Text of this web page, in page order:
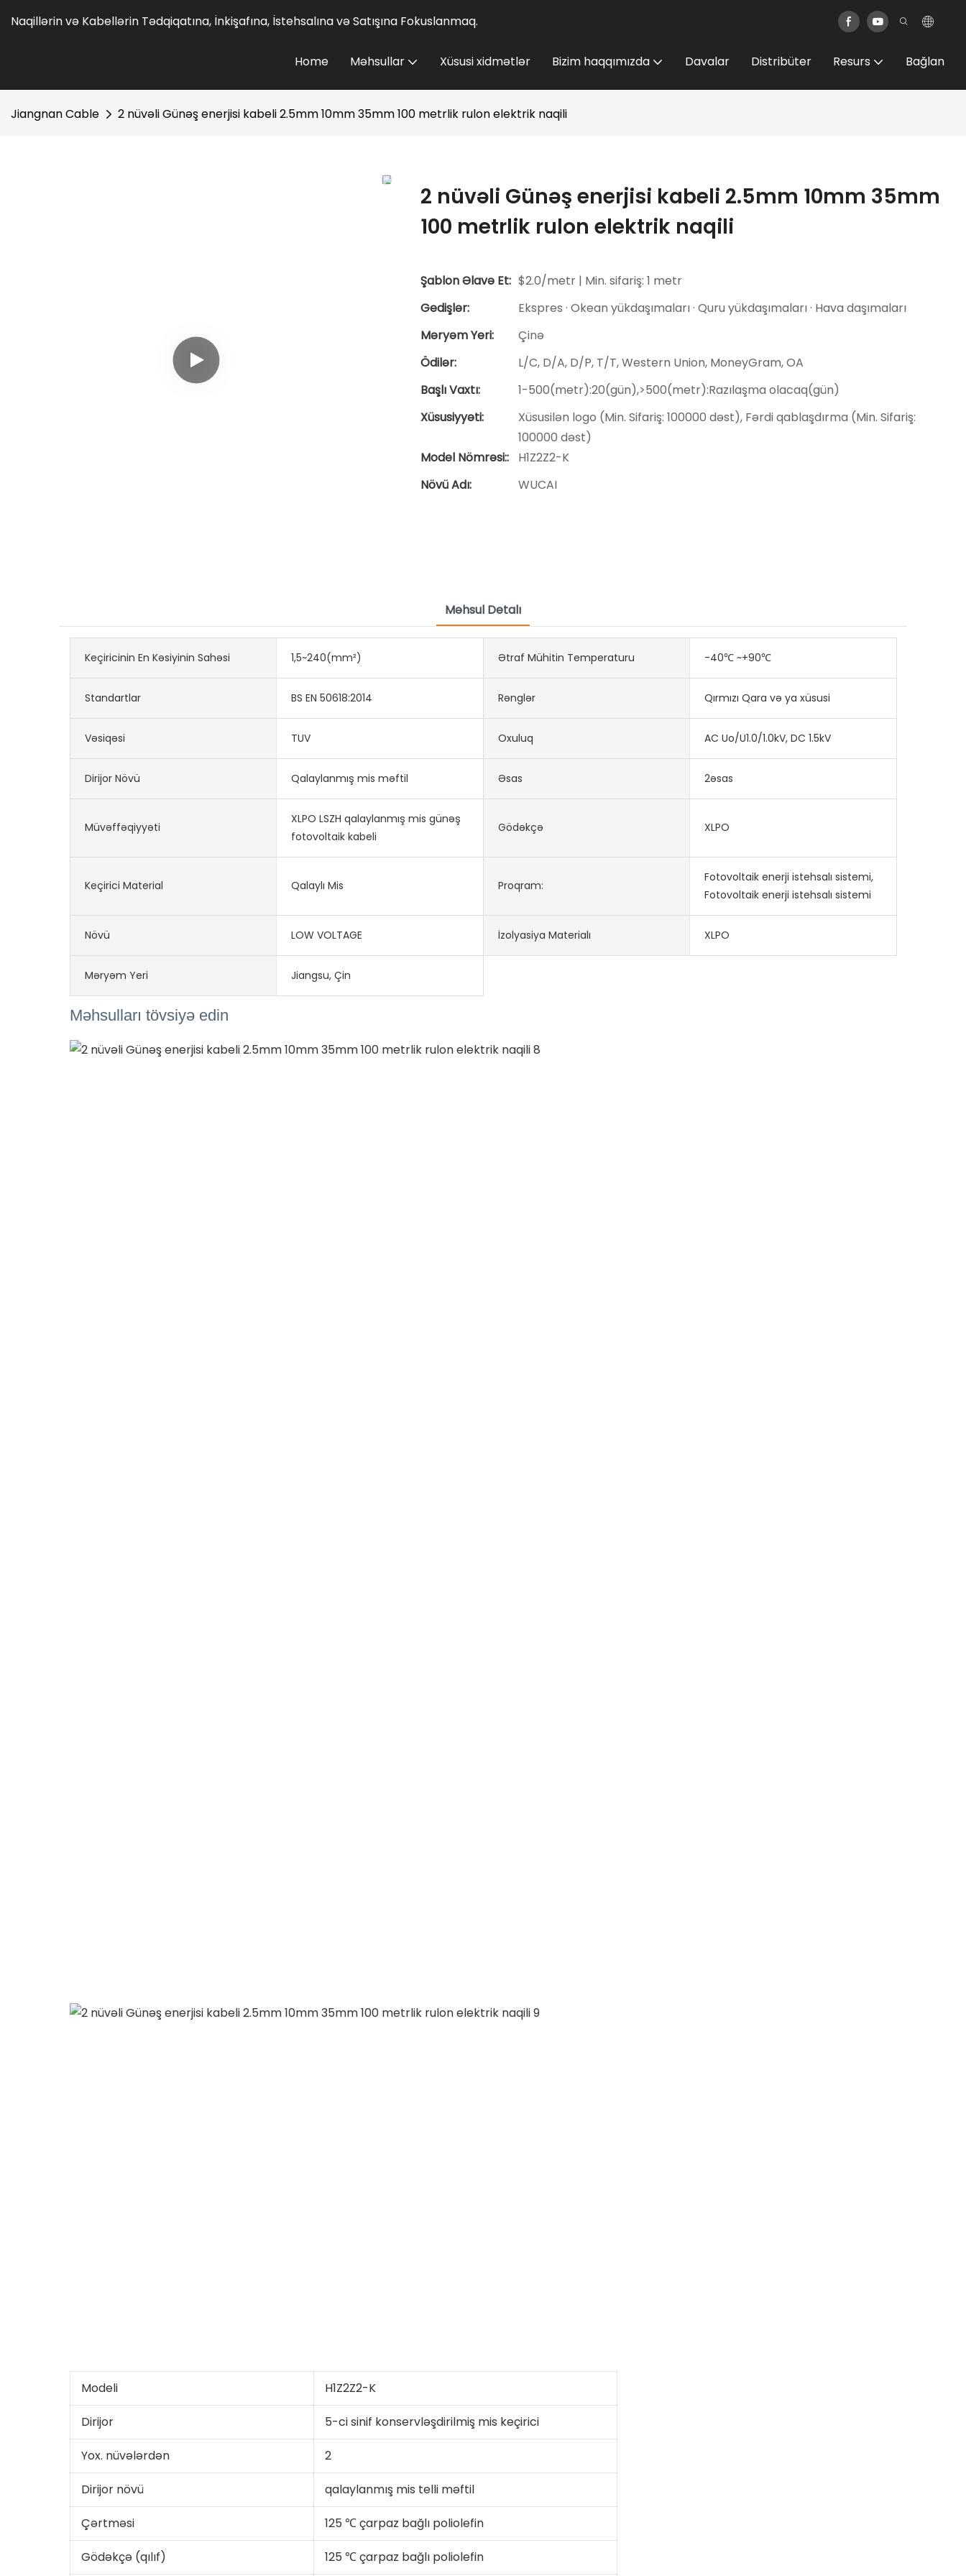
Naqillərin və Kabellərin Tədqiqatına, İnkişafına, İstehsalına və Satışına Fokuslanmaq.
Home Məhsullar Xüsusi xidmətlər Bizim haqqımızda Davalar Distribüter Resurs Bağlan
Jiangnan Cable 2 nüvəli Günəş enerjisi kabeli 2.5mm 10mm 35mm 100 metrlik rulon elektrik naqili
2 nüvəli Günəş enerjisi kabeli 2.5mm 10mm 35mm
100 metrlik rulon elektrik naqili
Şablon Əlavə Et: $2.0/metr | Min. sifariş: 1 metr
Gedişlər:
Ekspres · Okean yükdaşımaları · Quru yükdaşımaları · Hava daşımaları
Məryəm Yeri:
Çinə
Ödilər:
L/C, D/A, D/P, T/T, Western Union, MoneyGram, OA
Başlı Vaxtı:
1-500(metr):20(gün),>500(metr):Razılaşma olacaq(gün)
Xüsusiyyəti:
Xüsusilən logo (Min. Sifariş: 100000 dəst), Fərdi qablaşdırma (Min. Sifariş:
100000 dəst)
Model Nömrəsi::
H1Z2Z2-K
Növü Adı:
WUCAI
Məhsul Detalı
Keçiricinin En Kəsiyinin Sahəsi 1,5~240(mm²) Ətraf Mühitin Temperaturu -40℃ ~+90℃
Standartlar BS EN 50618:2014 Rənglər Qırmızı Qara və ya xüsusi
Vəsiqəsi TUV Oxuluq AC Uo/U1.0/1.0kV, DC 1.5kV
Dirijor Növü Qalaylanmış mis məftil Əsas 2əsas
Müvəffəqiyyəti
XLPO LSZH qalaylanmış mis günəş
fotovoltaik kabeli
Gödəkçə XLPO
Keçirici Material Qalaylı Mis Proqram:
Fotovoltaik enerji istehsalı sistemi,
Fotovoltaik enerji istehsalı sistemi
Növü LOW VOLTAGE İzolyasiya Materialı XLPO
Məryəm Yeri Jiangsu, Çin
Məhsulları tövsiyə edin
Modeli H1Z2Z2-K
Dirijor 5-ci sinif konservləşdirilmiş mis keçirici
Yox. nüvələrdən 2
Dirijor növü qalaylanmış mis telli məftil
Çərtməsi 125 ℃ çarpaz bağlı poliolefin
Gödəkçə (qılıf) 125 ℃ çarpaz bağlı poliolefin